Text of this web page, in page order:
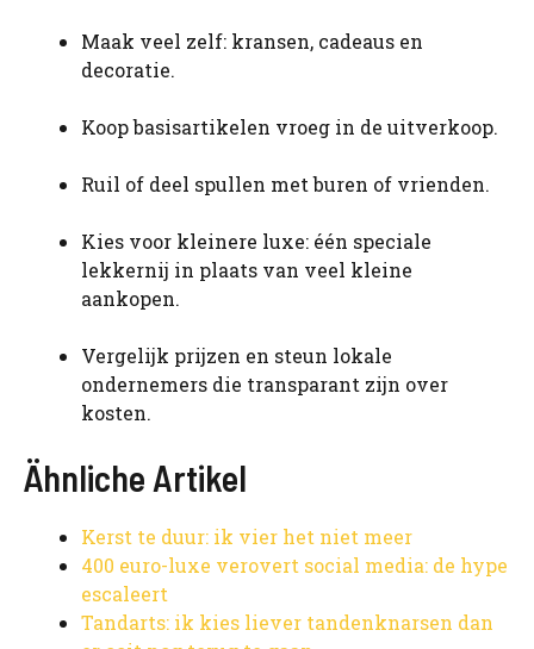
Maak veel zelf: kransen, cadeaus en
decoratie.
Koop basisartikelen vroeg in de uitverkoop.
Ruil of deel spullen met buren of vrienden.
Kies voor kleinere luxe: één speciale
lekkernij in plaats van veel kleine
aankopen.
Vergelijk prijzen en steun lokale
ondernemers die transparant zijn over
kosten.
Ähnliche Artikel
Kerst te duur: ik vier het niet meer
400 euro-luxe verovert social media: de hype
escaleert
Tandarts: ik kies liever tandenknarsen dan